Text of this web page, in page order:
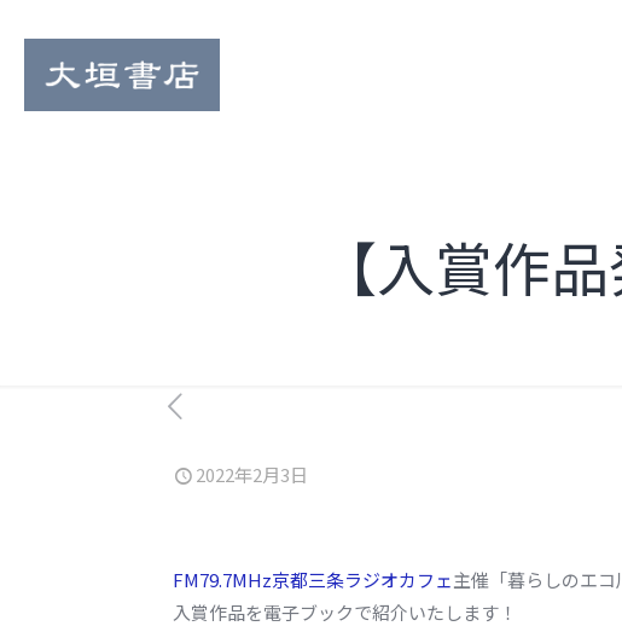
【入賞作
2022年2月3日
FM79.7MHz京都三条ラジオカフェ主催「暮らしのエコ
入賞作品を電子ブックで紹介いたします！